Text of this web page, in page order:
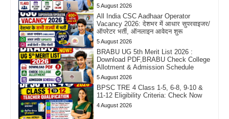
5 August 2026
All India CSC Aadhaar Operator
Vacancy 2026: देशभर में आधार सुपरवाइजर/
ऑपरेटर भर्ती, ऑनलाइन आवेदन शुरू
5 August 2026
BRABU UG 5th Merit List 2026 :
Download PDF,BRABU Check College
Allotment & Admission Schedule
5 August 2026
BPSC TRE 4 Class 1-5, 6-8, 9-10 &
11-12 Eligibility Criteria: Check Now
4 August 2026